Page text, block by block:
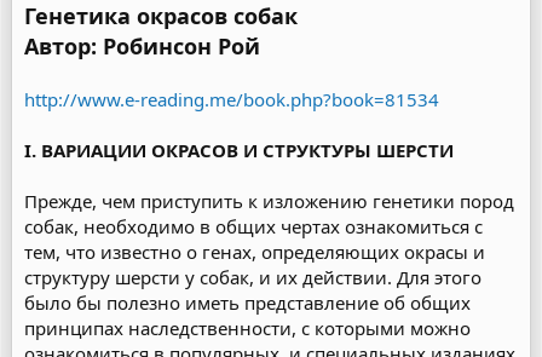
Генетика окрасов собак
Автор: Робинсон Рой
http://www.e-reading.me/book.php?book=81534
I. ВАРИАЦИИ ОКРАСОВ И СТРУКТУРЫ ШЕРСТИ
Прежде, чем приступить к изложению генетики пород
собак, необходимо в общих чертах ознакомиться с
тем, что известно о генах, определяющих окрасы и
структуру шерсти у собак, и их действии. Для этого
было бы полезно иметь представление об общих
принципах наследственности, с которыми можно